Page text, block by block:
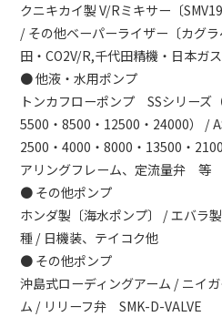
クニキカイ製 V/Rミキサー〔
/ その他ベーパーライザー〔カグ
田・CO2V/R,千代田精機・日本ガス
● 他液・水用ポンプ
トンカフローポンプ SSシリーズ
5500・8500・12500・24000） /
2500・4000・8000・13500・
アリングフレーム、定流量弁 等
● その他ポンプ
ホンダ製〔海水ポンプ〕 / エバラ
種 / 日機装、テイコク他
● その他ポンプ
沖島式ローディングアーム / ニイ
ム / リリーフ弁 SMK-D-VALVE